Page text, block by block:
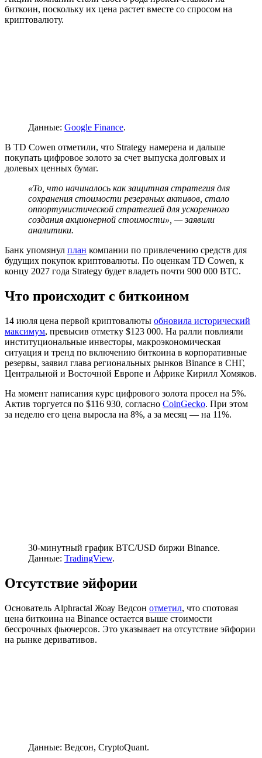
биткоин, поскольку их цена растет вместе со спросом на
криптовалюту.
Данные: Google Finance.
В TD Cowen отметили, что Strategy намерена и дальше
покупать цифровое золото за счет выпуска долговых и
долевых ценных бумаг.
«То, что начиналось как защитная стратегия для
сохранения стоимости резервных активов, стало
оппортунистической стратегией для ускоренного
создания акционерной стоимости», — заявили
аналитики.
Банк упомянул план компании по привлечению средств для
будущих покупок криптовалюты. По оценкам TD Cowen, к
концу 2027 года Strategy будет владеть почти 900 000 BTC.
Что происходит с биткоином
14 июля цена первой криптовалюты обновила исторический
максимум, превысив отметку $123 000. На ралли повлияли
институциональные инвесторы, макроэкономическая
ситуация и тренд по включению биткоина в корпоративные
резервы, заявил глава региональных рынков Binance в СНГ,
Центральной и Восточной Европе и Африке Кирилл Хомяков.
На момент написания курс цифрового золота просел на 5%.
Актив торгуется по $116 930, согласно CoinGecko. При этом
за неделю его цена выросла на 8%, а за месяц — на 11%.
30-минутный график BTC/USD биржи Binance.
Данные: TradingView.
Отсутствие эйфории
Основатель Alphractal Жоау Ведсон отметил, что спотовая
цена биткоина на Binance остается выше стоимости
бессрочных фьючерсов. Это указывает на отсутствие эйфории
на рынке деривативов.
Данные: Ведсон, CryptoQuant.